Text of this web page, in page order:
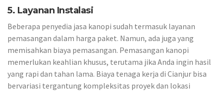
5. Layanan Instalasi
Beberapa penyedia jasa kanopi sudah termasuk layanan
pemasangan dalam harga paket. Namun, ada juga yang
memisahkan biaya pemasangan. Pemasangan kanopi
memerlukan keahlian khusus, terutama jika Anda ingin hasil
yang rapi dan tahan lama. Biaya tenaga kerja di Cianjur bisa
bervariasi tergantung kompleksitas proyek dan lokasi